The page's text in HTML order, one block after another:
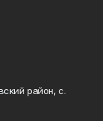
район, с.